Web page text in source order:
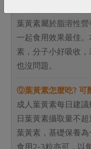
葉黃素屬於脂溶性
一起食用效果最佳
素，分子小好吸收
也沒問題。
Ⓠ葉黃素怎麼吃? 可
成人葉黃素每日建
日葉黃素攝取量不
葉黃素，基礎保養
食用2-3粒亦可，以